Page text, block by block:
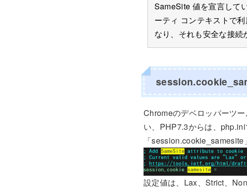
SameSite 値を宣言して
ーティ コンテキストで
なり、それも安全な接続
Chromeのデベロッパーツ
い、PHP7.3からは、
「session.cookie_samesite
設定値は、Lax、Strict、